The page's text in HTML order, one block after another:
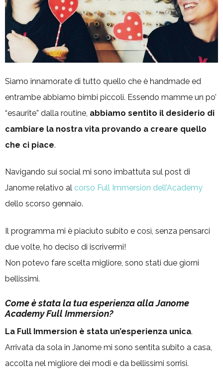
Siamo innamorate di tutto quello che è handmade ed
entrambe abbiamo bimbi piccoli. Essendo mamme un po’
“esaurite” dalla routine, abbiamo sentito il desiderio di
cambiare la nostra vita provando a creare quello
che ci piace.
Navigando sui social mi sono imbattuta sul post di
Janome relativo al corso Full Immersion dell’Academy
dello scorso gennaio.
Il programma mi è piaciuto subito e così, senza pensarci
due volte, ho deciso di iscrivermi!
Non potevo fare scelta migliore, sono stati due giorni
bellissimi.
Come è stata la tua esperienza alla Janome
Academy Full Immersion?
La Full Immersion è stata un’esperienza unica.
Arrivata da sola in Janome mi sono sentita subito a casa,
accolta nel migliore dei modi e da bellissimi sorrisi.